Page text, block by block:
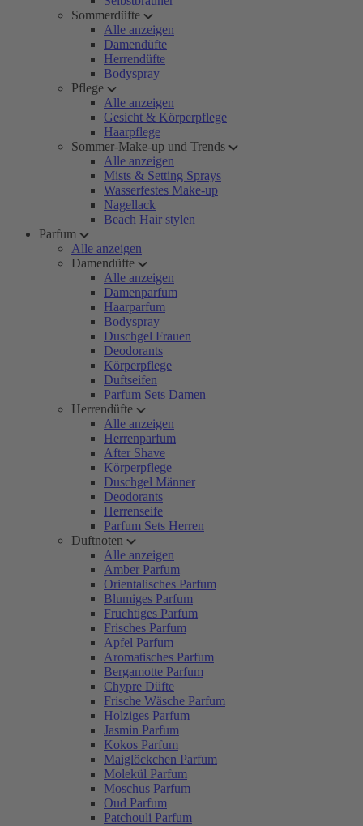
Sommerdüfte
Alle anzeigen
Damendüfte
Herrendüfte
Bodyspray
Pflege
Alle anzeigen
Gesicht & Körperpflege
Haarpflege
Sommer-Make-up und Trends
Alle anzeigen
Mists & Setting Sprays
Wasserfestes Make-up
Nagellack
Beach Hair stylen
Parfum
Alle anzeigen
Damendüfte
Alle anzeigen
Damenparfum
Haarparfum
Bodyspray
Duschgel Frauen
Deodorants
Körperpflege
Duftseifen
Parfum Sets Damen
Herrendüfte
Alle anzeigen
Herrenparfum
After Shave
Körperpflege
Duschgel Männer
Deodorants
Herrenseife
Parfum Sets Herren
Duftnoten
Alle anzeigen
Amber Parfum
Orientalisches Parfum
Blumiges Parfum
Fruchtiges Parfum
Frisches Parfum
Apfel Parfum
Aromatisches Parfum
Bergamotte Parfum
Chypre Düfte
Frische Wäsche Parfum
Holziges Parfum
Jasmin Parfum
Kokos Parfum
Maiglöckchen Parfum
Molekül Parfum
Moschus Parfum
Oud Parfum
Patchouli Parfum